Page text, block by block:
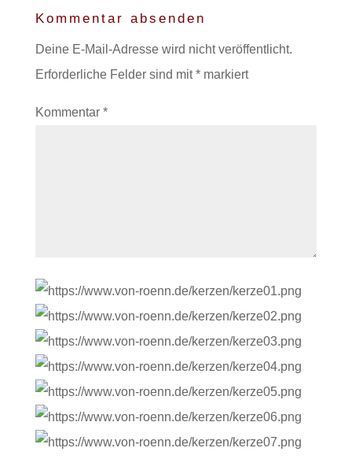
Kommentar absenden
Deine E-Mail-Adresse wird nicht veröffentlicht.
Erforderliche Felder sind mit*markiert
Kommentar *